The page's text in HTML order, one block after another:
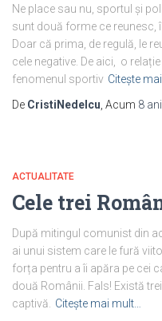
Ne place sau nu, sportul și
sunt două forme ce reunesc,
Doar că prima, de regulă, le
cele negative. De aici, o
fenomenul sportiv Citește
De CristiNedelcu , Acum 8 ani
ACTUALITATE
Cele trei
După mitingul comunist din
ai unui sistem care le fură
forța pentru a îi apăra pe cei
două Românii. Fals! Există
captivă.
Citește mai mult…